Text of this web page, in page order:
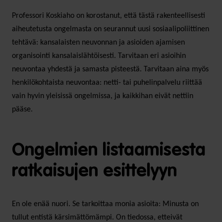
Professori Koskiaho on korostanut, että tästä rakenteellisesti
aiheutetusta ongelmasta on seurannut uusi sosiaalipoliittinen
tehtävä: kansalaisten neuvonnan ja asioiden ajamisen
organisointi kansalaislähtöisesti. Tarvitaan eri asioihin
neuvontaa yhdestä ja samasta pisteestä. Tarvitaan aina myös
henkilökohtaista neuvontaa: netti- tai puhelinpalvelu riittää
vain hyvin yleisissä ongelmissa, ja kaikkihan eivät nettiin
pääse.
Ongelmien listaamisesta
ratkaisujen esittelyyn
En ole enää nuori. Se tarkoittaa monia asioita: Minusta on
tullut entistä kärsimättömämpi. On tiedossa, etteivät